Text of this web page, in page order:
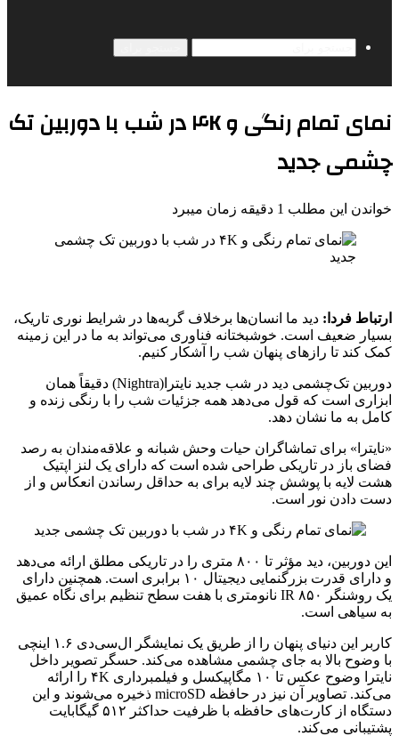
نمای تمام رنگی و ۴K در شب با دوربین تک‌
چشمی جدید
خواندن این مطلب 1 دقیقه زمان میبرد
ارتباط فردا: دید ما انسان‌ها برخلاف گربه‌ها در شرایط نوری تاریک،
بسیار ضعیف است. خوشبختانه فناوری می‌تواند به ما در این زمینه
کمک کند تا رازهای پنهان شب را آشکار کنیم.
دوربین تک‌چشمی دید در شب جدید نایترا(Nightra) دقیقاً همان
ابزاری است که قول می‌دهد همه جزئیات شب را با رنگی زنده و
کامل به ما نشان دهد.
«نایترا» برای تماشاگران حیات وحش شبانه و علاقه‌مندان به رصد
فضای باز در تاریکی طراحی شده است که دارای یک لنز اپتیک
هشت لایه با پوشش چند لایه برای به حداقل رساندن انعکاس و از
دست دادن نور است.
این دوربین، دید مؤثر تا ۸۰۰ متری را در تاریکی مطلق ارائه می‌دهد
و دارای قدرت بزرگنمایی دیجیتال ۱۰ برابری است. همچنین دارای
یک روشنگر IR ۸۵۰ نانومتری با هفت سطح تنظیم برای نگاه عمیق
به سیاهی است.
کاربر این دنیای پنهان را از طریق یک نمایشگر ال‌سی‌دی ۱.۶ اینچی
با وضوح بالا به جای چشمی مشاهده می‌کند. حسگر تصویر داخل
نایترا وضوح عکس تا ۱۰ مگاپیکسل و فیلمبرداری ۴K را ارائه
می‌کند. تصاویر آن نیز در حافظه microSD ذخیره می‌شوند و این
دستگاه از کارت‌های حافظه با ظرفیت حداکثر ۵۱۲ گیگابایت
پشتیبانی می‌کند.